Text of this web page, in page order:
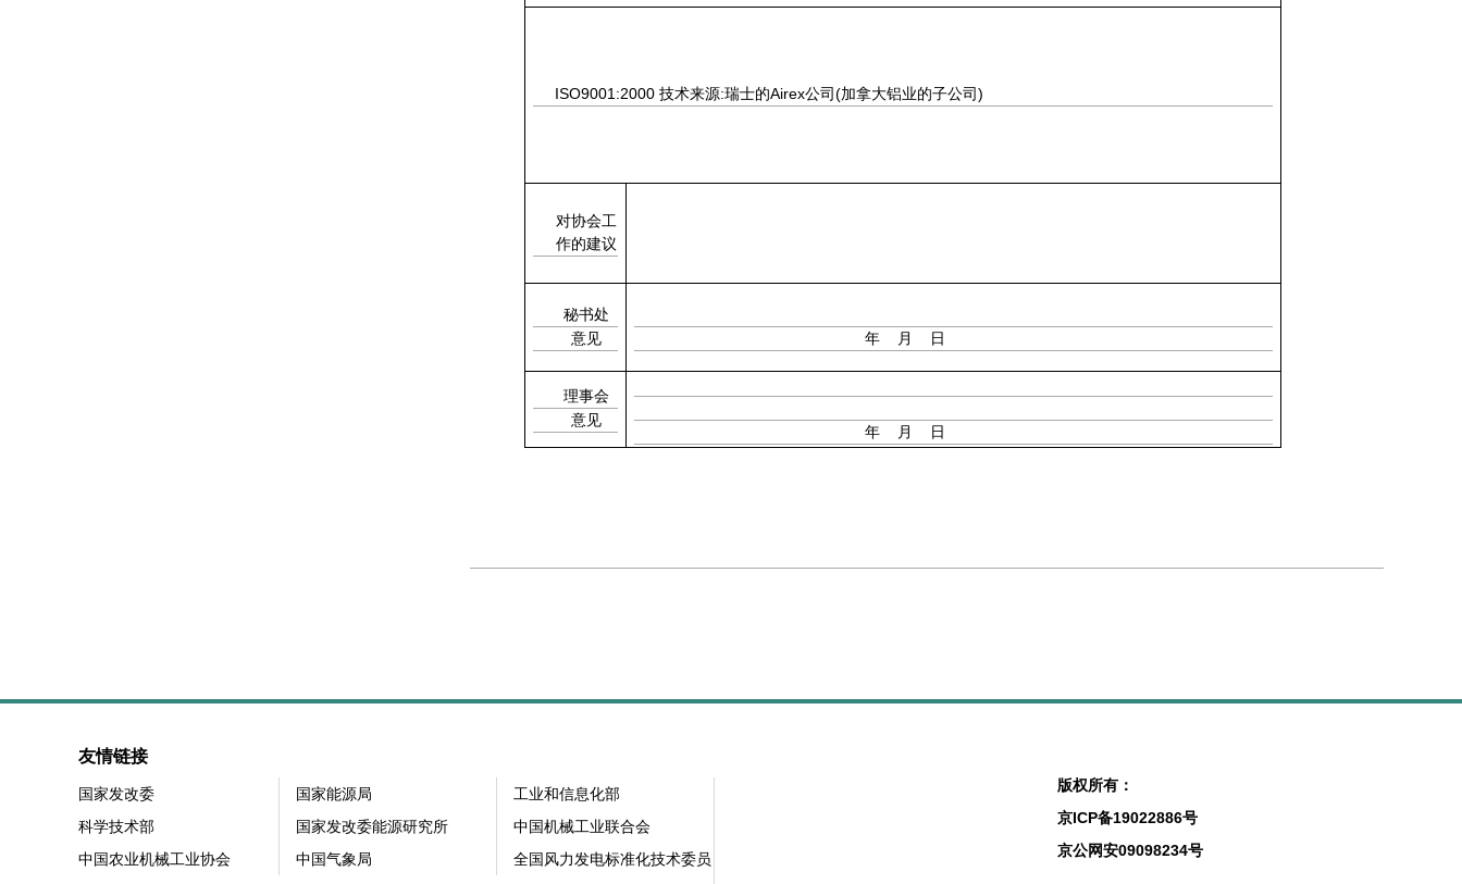
ISO9001:2000 技术来源:瑞士的Airex公司 (加拿大铝业的子公司 )
对协会工
作的建议
秘书处
意见
年 月 日
理事会
意见
年 月 日
友情链接
国家发改委 国家能源局
工业和信息化部
科学技术部
国家发改委能源研究所
中国机械工业联合会
中国农业机械工业协会
中国气象局
全国风力发电标准化技术委员
版权所有：
京ICP备19022886号
京公网安09098234号